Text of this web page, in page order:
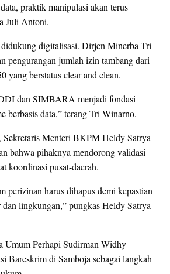
praktik manipulasi akan terus
Juli Antoni.
digitalisasi. Dirjen Minerba Tri
pengurangan jumlah izin tambang dari
yang berstatus clear and clean.
dan SIMBARA menjadi fondasi
berbasis data,” terang Tri Winarno.
Sekretaris Menteri BKPM Heldy Satrya
bahwa pihaknya mendorong validasi
koordinasi pusat-daerah.
perizinan harus dihapus demi kepastian
lingkungan,” pungkas Heldy Satrya
Umum Perhapi Sudirman Widhy
Bareskrim di Samboja sebagai langkah